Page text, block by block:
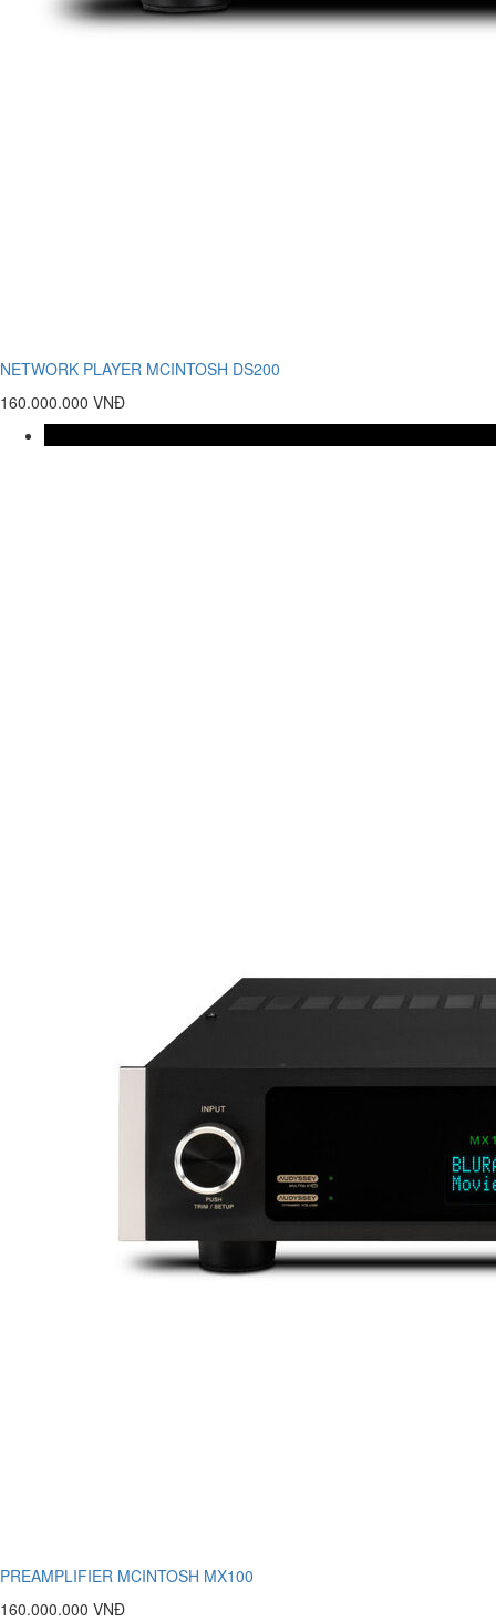
NETWORK PLAYER MCINTOSH DS200
160.000.000 VNĐ
PREAMPLIFIER MCINTOSH MX100
160.000.000 VNĐ